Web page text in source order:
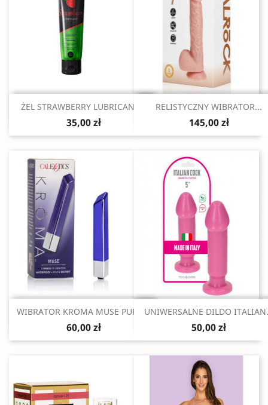
Szybki podgląd
ŻEL STRAWBERRY LUBRICANT...
35,00 zł
Szybki podgląd
RELISTYCZNY WIBRATOR...
145,00 zł
Szybki podgląd
WIBRATOR KROMA MUSE PURPLE
60,00 zł
Szybki podgląd
UNIWERSALNE DILDO
50,00 zł